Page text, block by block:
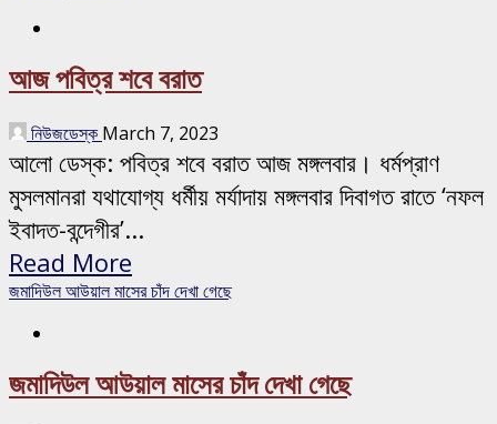
আজ পবিত্র শবে বরাত
নিউজডেস্ক March 7, 2023
আলো ডেস্ক: পবিত্র শবে বরাত আজ মঙ্গলবার। ধর্মপ্রাণ
মুসলমানরা যথাযোগ্য ধর্মীয় মর্যাদায় মঙ্গলবার দিবাগত রাতে ‘নফল
ইবাদত-বন্দেগীর’...
Read More
জমাদিউল আউয়াল মাসের চাঁদ দেখা গেছে
জমাদিউল আউয়াল মাসের চাঁদ দেখা গেছে